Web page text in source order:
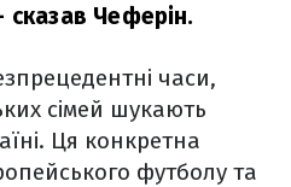
сказав Чеферін.
часи,
сімей шукають
Ця конкретна
футболу та